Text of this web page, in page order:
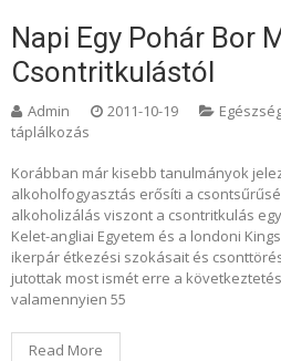
Napi Egy Pohár Bor
Csontritkulástól
Admin 2011-10-19
táplálkozás
Korábban már kisebb tanulmányok
alkoholfogyasztás erősíti a
alkoholizálás viszont a csontritkulás
Kelet-angliai Egyetem és a londoni
ikerpár étkezési szokásait és
jutottak most ismét erre a
valamennyien 55
Read More